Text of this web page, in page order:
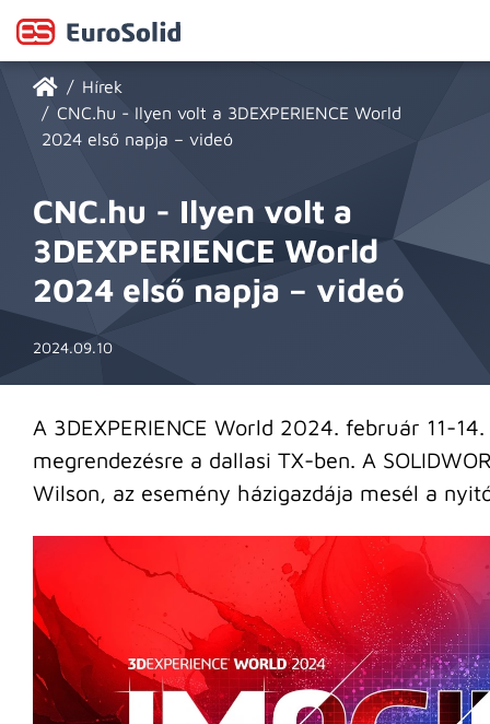
Hírek
CNC.hu - Ilyen volt a 3DEXPERIENCE World
2024 első napja – videó
CNC.hu - Ilyen volt a
3DEXPERIENCE World
2024 első napja – videó
2024.09.10
A 3DEXPERIENCE World 2024. február 11-
megrendezésre a dallasi TX-ben. A
Wilson, az esemény házigazdája mesél a